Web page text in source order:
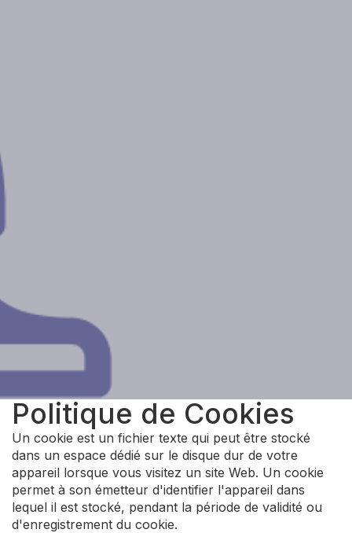
Politique de Cookies
Un cookie est un fichier texte qui peut être stocké
dans un espace dédié sur le disque dur de votre
appareil lorsque vous visitez un site Web. Un cookie
permet à son émetteur d'identifier l'appareil dans
lequel il est stocké, pendant la période de validité ou
d'enregistrement du cookie.